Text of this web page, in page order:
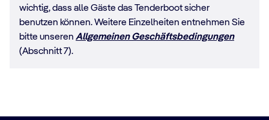
wichtig, dass alle Gäste das Tenderboot sicher
benutzen können. Weitere Einzelheiten entnehmen Sie
bitte unseren Allgemeinen Geschäftsbedingungen
(Abschnitt 7).